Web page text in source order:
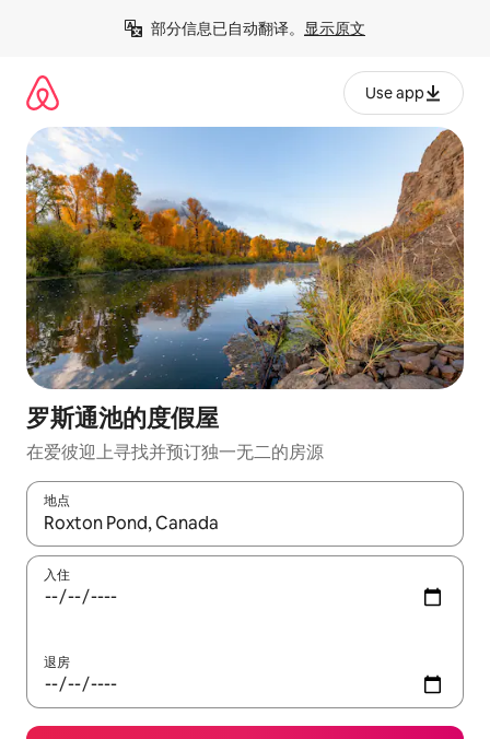
部分信息已自动翻译。 显示原文
Use app
罗斯通池的度假屋
在爱彼迎上寻找并预订独一无二的房源
地点
如有搜索结果，请使用上下方向键查看，或通过点击或滑动手势
入住
退房